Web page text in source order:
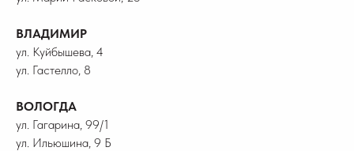
ВЛАДИМИР
ул. Куйбышева, 4
ул. Гастелло, 8
ВОЛОГДА
ул. Гагарина, 99/1
ул. Ильюшина, 9 Б